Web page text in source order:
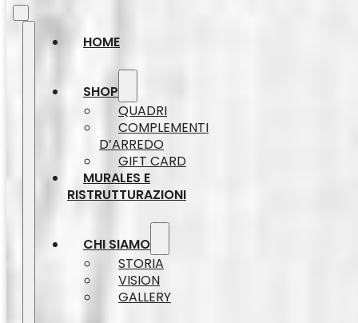
HOME
SHOP
QUADRI
COMPLEMENTI
D’ARREDO
GIFT CARD
MURALES E
RISTRUTTURAZIONI
CHI SIAMO
STORIA
VISION
GALLERY